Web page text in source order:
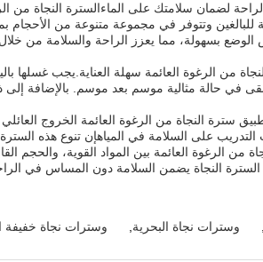
لضمان سلامتك على الماءالسترة النجاة من
بسهولة، مما يعزز الراحة والسلامة من خلال
من الرغوة العائمة سهلة العناية.يجب غسلها
في حالة مثالية موسم بعد موسم. بالإضافة
سترة النجاة من الرغوة العائمة الخروج
على السلامة في المياهإن تنوع هذه السترة
من الرغوة العائمة بين المواد القوية، والحجم
النجاة يضمن السلامة دون المساس في
وسترات نجاة البحرية وسترات نجاة خفيفة